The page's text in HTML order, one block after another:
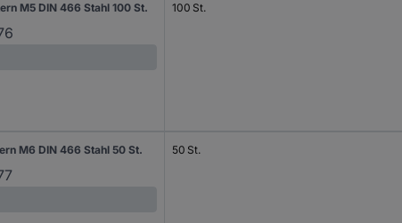
M5 DIN 466 Stahl 100 St. 100 St.
M6 DIN 466 Stahl 50 St. 50 St.